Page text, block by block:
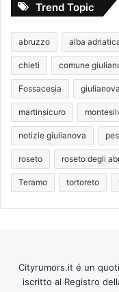
Trend Topic
abruzzo alba
chieti comune
Fossacesia giulianova
martinsicuro
notizie giulianova
roseto roseto degli
Teramo tortoreto
Cityrumors.it é un
iscritto al Registro